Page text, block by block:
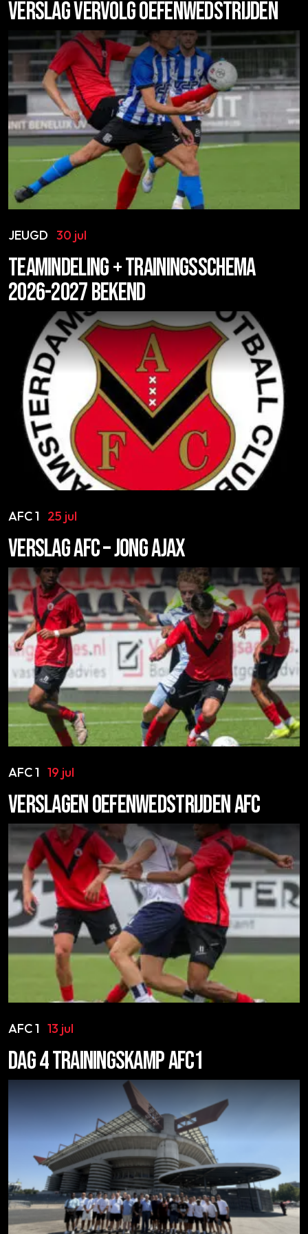
VERSLAG VERVOLG OEFENWEDSTRIJDEN
JEUGD 30 jul
TEAMINDELING + TRAININGSSCHEMA
2026-2027 BEKEND
AFC 1 25 jul
VERSLAG AFC – JONG AJAX
AFC 1 19 jul
VERSLAGEN OEFENWEDSTRIJDEN AFC
AFC 1 13 jul
DAG 4 TRAININGSKAMP AFC1